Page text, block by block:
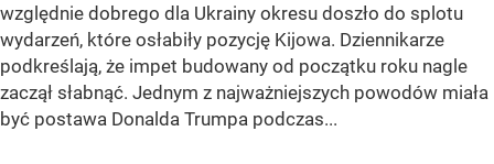
względnie dobrego dla Ukrainy okresu doszło do splotu
wydarzeń, które osłabiły pozycję Kijowa. Dziennikarze
podkreślają, że impet budowany od początku roku nagle
zaczął słabnąć. Jednym z najważniejszych powodów miała
być postawa Donalda Trumpa podczas...